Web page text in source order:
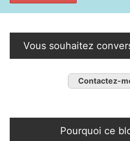
Vous souhaitez
Contactez-
Pourquoi ce